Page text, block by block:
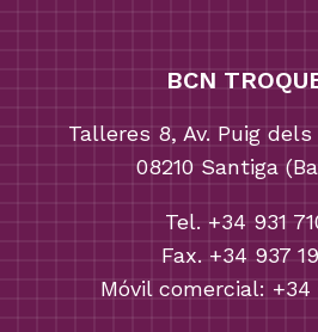
BCN
Talleres 8, Av. Puig
08210 Santiga
Tel. +34 931
Fax. +34 937
Móvil comercial: +34